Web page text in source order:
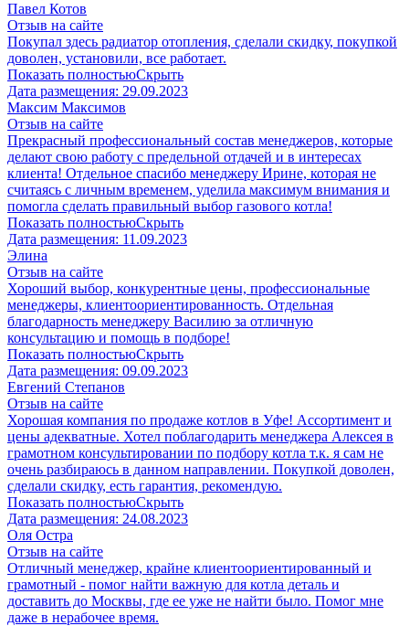
Павел Котов
Отзыв на сайте
Покупал здесь радиатор отопления, сделали скидку, покупкой
доволен, установили, все работает.
Показать полностьюСкрыть
Дата размещения: 29.09.2023
Максим Максимов
Отзыв на сайте
Прекрасный профессиональный состав менеджеров, которые
делают свою работу с предельной отдачей и в интересах
клиента! Отдельное спасибо менеджеру Ирине, которая не
считаясь с личным временем, уделила максимум внимания и
помогла сделать правильный выбор газового котла!
Показать полностьюСкрыть
Дата размещения: 11.09.2023
Элина
Отзыв на сайте
Хороший выбор, конкурентные цены, профессиональные
менеджеры, клиентоориентированность. Отдельная
благодарность менеджеру Василию за отличную
консультацию и помощь в подборе!
Показать полностьюСкрыть
Дата размещения: 09.09.2023
Евгений Степанов
Отзыв на сайте
Хорошая компания по продаже котлов в Уфе! Ассортимент и
цены адекватные. Хотел поблагодарить менеджера Алексея в
грамотном консультировании по подбору котла т.к. я сам не
очень разбираюсь в данном направлении. Покупкой доволен,
сделали скидку, есть гарантия, рекомендую.
Показать полностьюСкрыть
Дата размещения: 24.08.2023
​Оля Остра
Отзыв на сайте
Отличный менеджер, крайне клиентоориентированный и
грамотный - помог найти важную для котла деталь и
доставить до Москвы, где ее уже не найти было. Помог мне
даже в нерабочее время.